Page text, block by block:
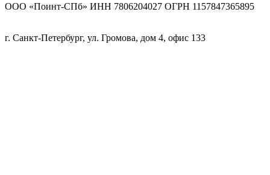
ООО «Поинт-СПб» ИНН 7806204027 ОГРН 1157847365895
г. Санкт-Петербург, ул. Громова, дом 4, офис 133